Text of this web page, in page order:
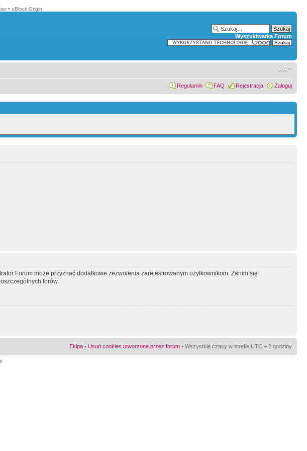
• uBlock Origin
Wyszukiwarka Forum
Regulamin FAQ Rejestracja Zaloguj
Forum może przyznać dodatkowe zezwolenia zarejestrowanym użytkownikom. Zanim się
forów.
Ekipa • Usuń cookies utworzone przez forum • Wszystkie czasy w strefie UTC + 2 godziny